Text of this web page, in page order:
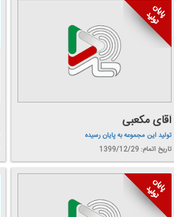
آقای مكعبی
تولید این مجموعه به پایان رسیده
تاریخ اتمام: 1399/12/29